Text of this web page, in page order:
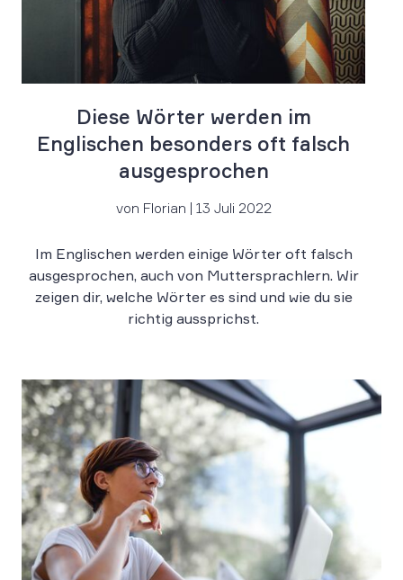
Diese Wörter werden im
Englischen besonders oft falsch
ausgesprochen
von Florian | 13 Juli 2022
Im Englischen werden einige Wörter oft falsch
ausgesprochen, auch von Muttersprachlern. Wir
zeigen dir, welche Wörter es sind und wie du sie
richtig aussprichst.